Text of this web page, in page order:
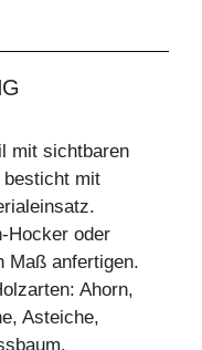
mit sichtbaren
besticht mit
Hocker oder
Maß anfertigen.
Ahorn,
Asteiche,